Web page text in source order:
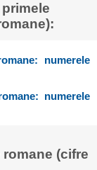
numerele
numerele
(cifre